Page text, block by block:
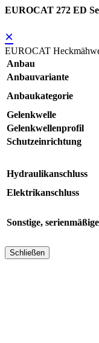
EUROCAT 272 ED
×
EUROCAT
Anbau
Anbauvariante
Anbaukategorie
Gelenkwelle
Gelenkwellenprofil
Schutzeinrichtung
Hydraulikanschluss
Elektrikanschluss
Sonstige,
Schließen